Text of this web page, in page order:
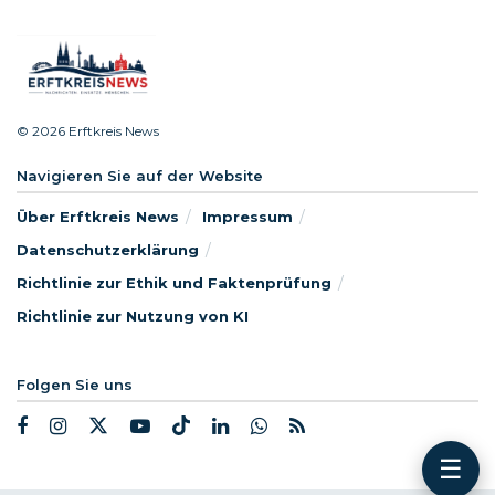
© 2026 Erftkreis News
Navigieren Sie auf der Website
Über Erftkreis News
Impressum
Datenschutzerklärung
Richtlinie zur Ethik und Faktenprüfung
Richtlinie zur Nutzung von KI
Folgen Sie uns
☰